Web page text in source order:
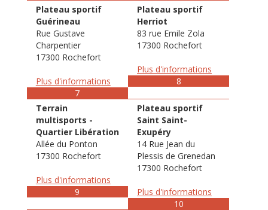
Plateau sportif
Guérineau
Rue Gustave
Charpentier
17300 Rochefort
Plus d'informations
7
Plateau sportif
Herriot
83 rue Emile Zola
17300 Rochefort
Plus d'informations
8
Terrain
multisports -
Quartier Libération
Allée du Ponton
17300 Rochefort
Plus d'informations
9
Plateau sportif
Saint Saint-
Exupéry
14 Rue Jean du
Plessis de Grenedan
17300 Rochefort
Plus d'informations
10